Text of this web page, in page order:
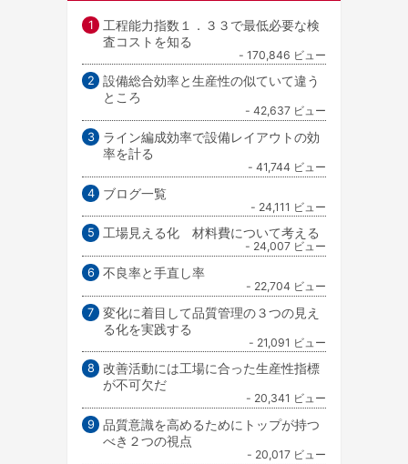
工程能力指数１．３３で最低必要な検
査コストを知る
- 170,846 ビュー
設備総合効率と生産性の似ていて違う
ところ
- 42,637 ビュー
ライン編成効率で設備レイアウトの効
率を計る
- 41,744 ビュー
ブログ一覧
- 24,111 ビュー
工場見える化 材料費について考える
- 24,007 ビュー
不良率と手直し率
- 22,704 ビュー
変化に着目して品質管理の３つの見え
る化を実践する
- 21,091 ビュー
改善活動には工場に合った生産性指標
が不可欠だ
- 20,341 ビュー
品質意識を高めるためにトップが持つ
べき２つの視点
- 20,017 ビュー